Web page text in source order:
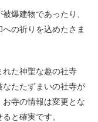
爆建物であったり、
の祈りを込めたさま
れた神聖な趣の社寺
たたずまいの社寺が
寺の情報は変更とな
と確実です。